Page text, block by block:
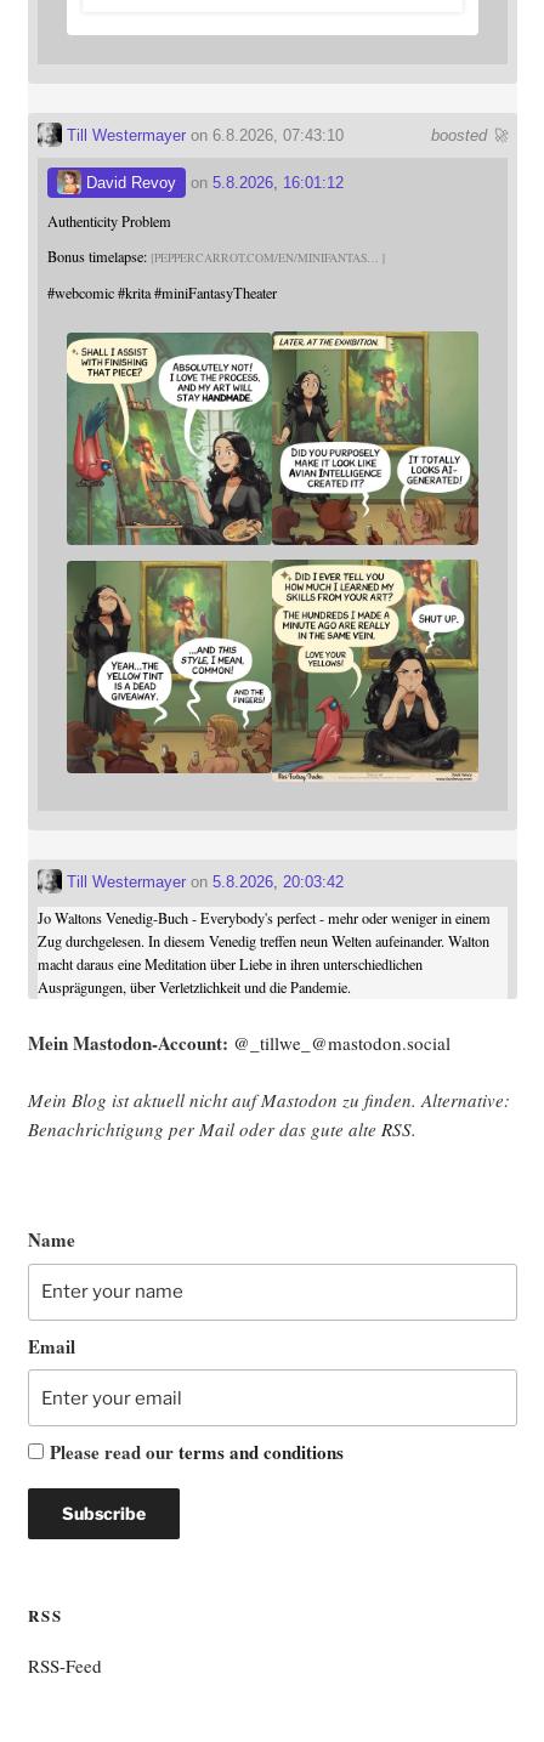
boosted 🚀
Till Westermayeron 6.8.2026, 07:43:10
David Revoy on 5.8.2026, 16:01:12
Authenticity Problem
Bonus timelapse: PEPPERCARROT.COM/EN/MINIFANTAS
#webcomic #krita #miniFantasyTheater
Till Westermayeron 5.8.2026, 20:03:42
Jo Waltons Venedig-Buch - Everybody's perfect - mehr oder weniger in einem
Zug durchgelesen. In diesem Venedig treffen neun Welten aufeinander. Walton
macht daraus eine Meditation über Liebe in ihren unterschiedlichen
Ausprägungen, über Verletzlichkeit und die Pandemie.
Mein Mast­o­don-Account: @_tillwe_@mastodon.social
Mein Blog ist aktu­ell nicht auf Mast­o­don zu fin­den. Alter­na­ti­ve:
Benach­rich­ti­gung per Mail oder das gute alte RSS.
Name
Email
Please read ourterms and conditions
RSS
RSS-Feed